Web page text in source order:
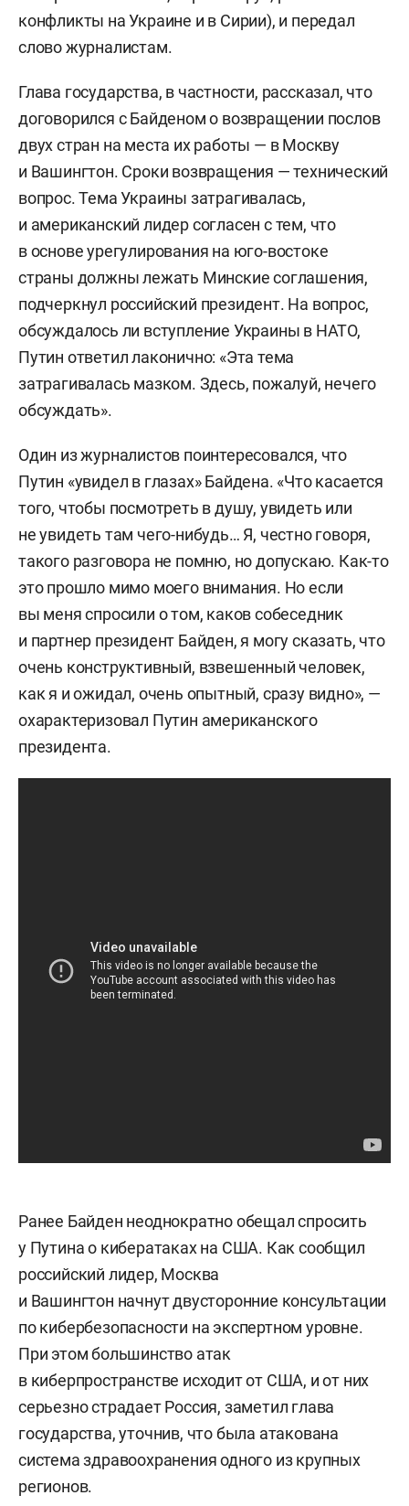
конфликты на Украине и в Сирии), и передал
слово журналистам.
Глава государства, в частности, рассказал, что
договорился с Байденом о возвращении послов
двух стран на места их работы — в Москву
и Вашингтон. Сроки возвращения — технический
вопрос. Тема Украины затрагивалась,
и американский лидер согласен с тем, что
в основе урегулирования на юго-востоке
страны должны лежать Минские соглашения,
подчеркнул российский президент. На вопрос,
обсуждалось ли вступление Украины в НАТО,
Путин ответил лаконично: «Эта тема
затрагивалась мазком. Здесь, пожалуй, нечего
обсуждать».
Один из журналистов поинтересовался, что
Путин «увидел в глазах» Байдена. «Что касается
того, чтобы посмотреть в душу, увидеть или
не увидеть там чего-нибудь… Я, честно говоря,
такого разговора не помню, но допускаю. Как-то
это прошло мимо моего внимания. Но если
вы меня спросили о том, каков собеседник
и партнер президент Байден, я могу сказать, что
очень конструктивный, взвешенный человек,
как я и ожидал, очень опытный, сразу видно», —
охарактеризовал Путин американского
президента.
Ранее Байден неоднократно обещал спросить
у Путина о кибератаках на США. Как сообщил
российский лидер, Москва
и Вашингтон начнут двусторонние консультации
по кибербезопасности на экспертном уровне.
При этом большинство атак
в киберпространстве исходит от США, и от них
серьезно страдает Россия, заметил глава
государства, уточнив, что была атакована
система здравоохранения одного из крупных
регионов.